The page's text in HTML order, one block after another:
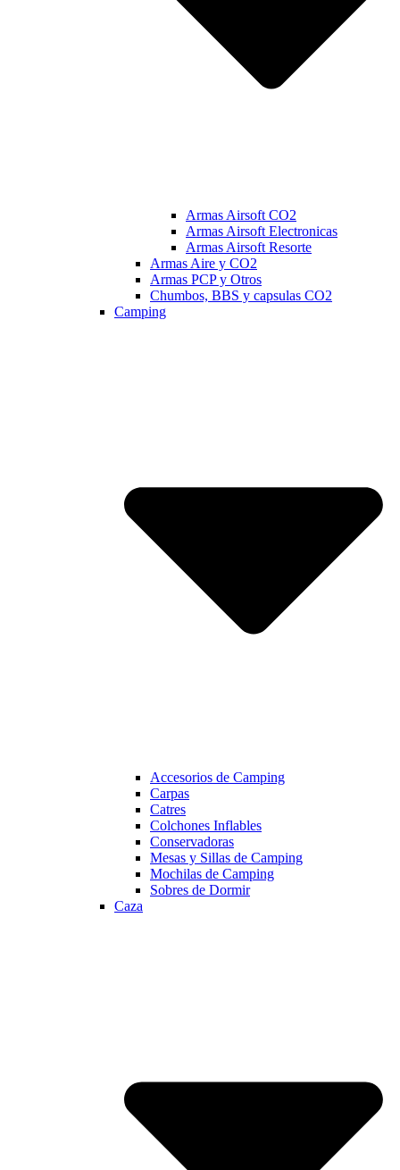
Armas Airsoft CO2
Armas Airsoft Electronicas
Armas Airsoft Resorte
Armas Aire y CO2
Armas PCP y Otros
Chumbos, BBS y capsulas CO2
Camping
Accesorios de Camping
Carpas
Catres
Colchones Inflables
Conservadoras
Mesas y Sillas de Camping
Mochilas de Camping
Sobres de Dormir
Caza